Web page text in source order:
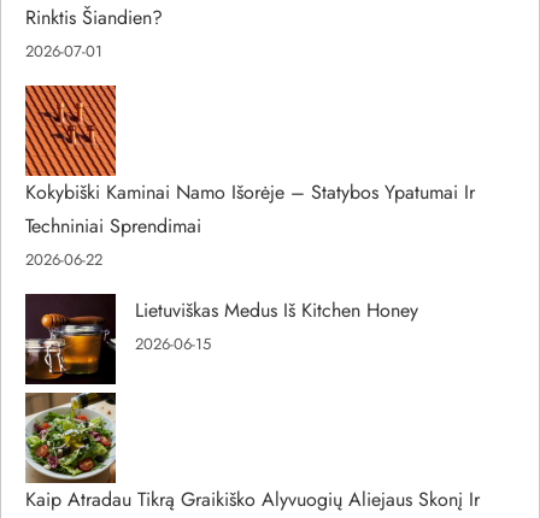
Rinktis Šiandien?
2026-07-01
Kokybiški Kaminai Namo Išorėje – Statybos Ypatumai Ir
Techniniai Sprendimai
2026-06-22
Lietuviškas Medus Iš Kitchen Honey
2026-06-15
Kaip Atradau Tikrą Graikiško Alyvuogių Aliejaus Skonį Ir